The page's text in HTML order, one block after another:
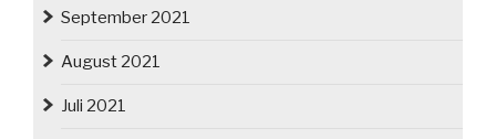
September 2021
August 2021
Juli 2021